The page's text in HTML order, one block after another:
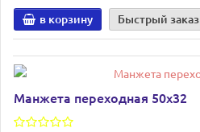
в корзину Быстрый заказ
Манжета переходная 50х32